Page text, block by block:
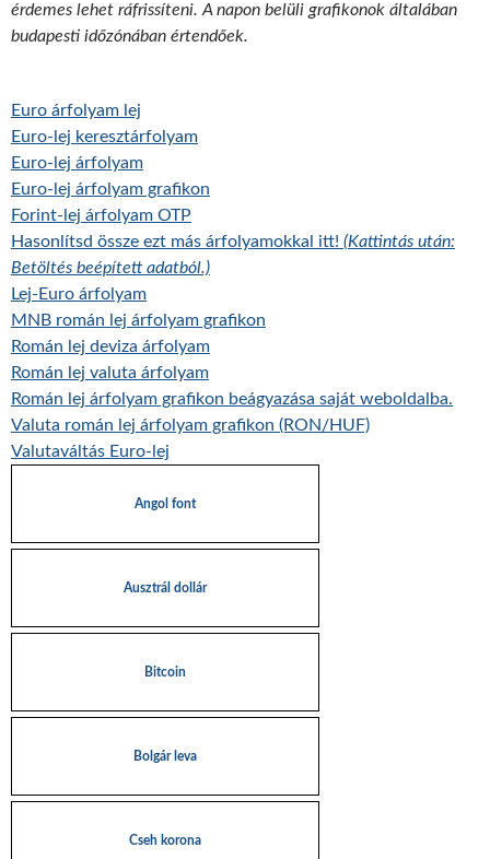
érdemes lehet ráfrissíteni. A napon belüli grafikonok általában
budapesti időzónában értendőek.
Euro árfolyam lej
Euro-lej keresztárfolyam
Euro-lej árfolyam
Euro-lej árfolyam grafikon
Forint-lej árfolyam OTP
Hasonlítsd össze ezt más árfolyamokkal itt! (Kattintás után:
Betöltés beépített adatból.)
Lej-Euro árfolyam
MNB román lej árfolyam grafikon
Román lej deviza árfolyam
Román lej valuta árfolyam
Román lej árfolyam grafikon beágyazása saját weboldalba.
Valuta román lej árfolyam grafikon (RON/HUF)
Valutaváltás Euro-lej
Angol font
Ausztrál dollár
Bitcoin
Bolgár leva
Cseh korona